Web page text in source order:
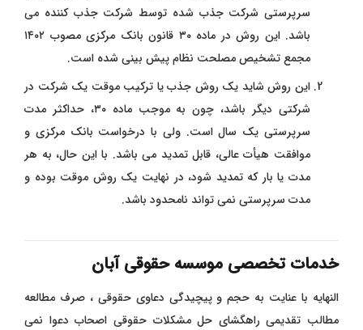
سرپرستی شرکت جذب ‌شده توسط شرکت جذب ‌کننده می
‌باشد. این روش در ماده ۳۰ قانون بانک مرکزی مصوب ۱۴۰۲
مجمع تشخیص مصلحت نظام پیش‌ بینی شده است.
این روش شاید یک روش جذب یا ترکیب موقت یک شرکت در
شرکتی دیگر باشد، چون به موجب ماده ۳۰، حداکثر مدت
سرپرستی یک سال است. ولی با درخواست بانک مرکزی و
موافقت هیأت عالی، قابل تمدید می ‌باشد. با این حال، به هر
مدت یا بار که تمدید شود، در نهایت یک روش موقت بوده و
مدت سرپرستی نمی ‌تواند نامحدود باشد.
خدمات تخصصی موسسه حقوقی آبان
النهایه با عنایت به حجم و پیچیدگی دعاوی حقوقی ، صرف مطالعه
مطالب تقدیمی راهگشای حل مشکلات حقوقی اصحاب دعوا نمی